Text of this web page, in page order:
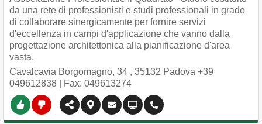
da una rete di professionisti e studi professionali in grado
di collaborare sinergicamente per fornire servizi
d'eccellenza in campi d'applicazione che vanno dalla
progettazione architettonica alla pianificazione d'area
vasta.
Cavalcavia Borgomagno, 34 , 35132 Padova +39
049612838 | Fax: 049613274